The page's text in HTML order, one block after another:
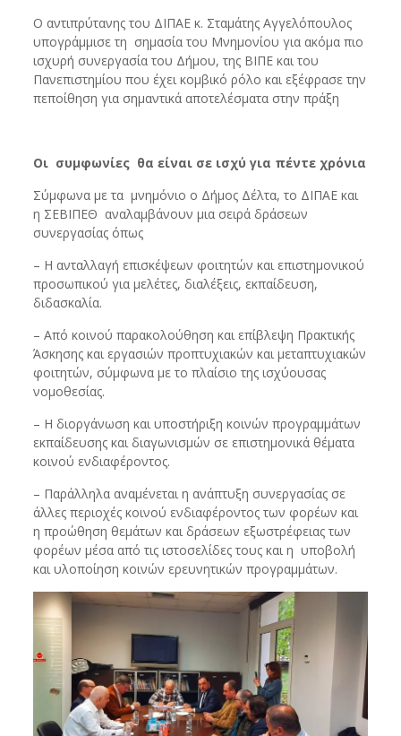
Ο αντιπρύτανης του ΔΙΠΑΕ κ. Σταμάτης Αγγελόπουλος
υπογράμμισε τη σημασία του Μνημονίου για ακόμα πιο
ισχυρή συνεργασία του Δήμου, της ΒΙΠΕ και του
Πανεπιστημίου που έχει κομβικό ρόλο και εξέφρασε την
πεποίθηση για σημαντικά αποτελέσματα στην πράξη
Οι συμφωνίες θα είναι σε ισχύ για πέντε χρόνια
Σύμφωνα με τα μνημόνιο ο Δήμος Δέλτα, το ΔΙΠΑΕ και
η ΣΕΒΙΠΕΘ αναλαμβάνουν μια σειρά δράσεων
συνεργασίας όπως
– Η ανταλλαγή επισκέψεων φοιτητών και επιστημονικού
προσωπικού για μελέτες, διαλέξεις, εκπαίδευση,
διδασκαλία.
– Από κοινού παρακολούθηση και επίβλεψη Πρακτικής
Άσκησης και εργασιών προπτυχιακών και μεταπτυχιακών
φοιτητών, σύμφωνα με το πλαίσιο της ισχύουσας
νομοθεσίας.
– Η διοργάνωση και υποστήριξη κοινών προγραμμάτων
εκπαίδευσης και διαγωνισμών σε επιστημονικά θέματα
κοινού ενδιαφέροντος.
– Παράλληλα αναμένεται η ανάπτυξη συνεργασίας σε
άλλες περιοχές κοινού ενδιαφέροντος των φορέων και
η προώθηση θεμάτων και δράσεων εξωστρέφειας των
φορέων μέσα από τις ιστοσελίδες τους και η υποβολή
και υλοποίηση κοινών ερευνητικών προγραμμάτων.